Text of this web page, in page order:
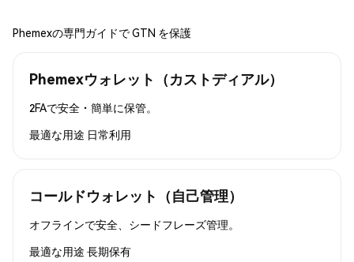
Phemexの専門ガイドで GTN を保護
Phemexウォレット（カストディアル）
2FAで安全・簡単に保管。
最適な用途 日常利用
コールドウォレット（自己管理）
オフラインで安全、シードフレーズ管理。
最適な用途 長期保有